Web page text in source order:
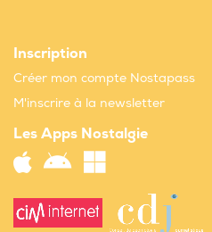
Inscription
Créer mon compte Nostapass
M'inscrire à la newsletter
Les Apps Nostalgie